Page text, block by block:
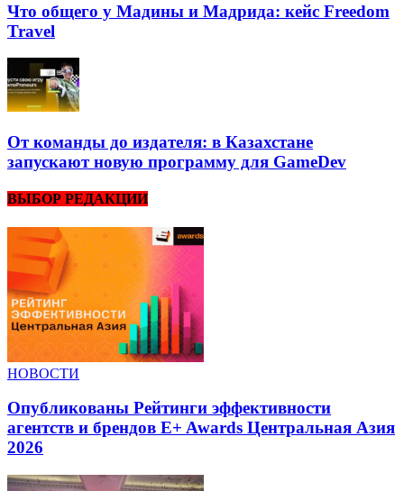
Что общего у Мадины и Мадрида: кейс Freedom
Travel
От команды до издателя: в Казахстане
запускают новую программу для GameDev
ВЫБОР РЕДАКЦИИ
НОВОСТИ
Опубликованы Рейтинги эффективности
агентств и брендов E+ Awards Центральная Азия
2026